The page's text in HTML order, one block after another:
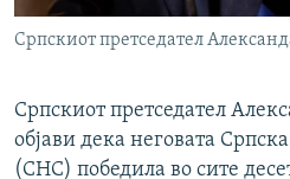
Српскиот претседател
Српскиот претседател
објави дека неговата
(СНС) победила во сите